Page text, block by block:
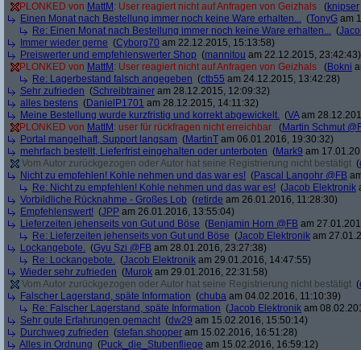
PLONKED von MattM : User reagiert nicht auf Anfragen von Geizhals (knipser
Einen Monat nach Bestellung immer noch keine Ware erhalten... (TonyG am
Re: Einen Monat nach Bestellung immer noch keine Ware erhalten... (
Immer wieder gerne (Cyborg70 am 22.12.2015, 15:13:58)
Preiswerter und empfehlenswerter Shop (mannitou am 22.12.2015, 23:42:43)
PLONKED von MattM : User reagiert nicht auf Anfragen von Geizhals (Bokni
Re: Lagerbestand falsch angegeben (ctb55 am 24.12.2015, 13:42:28)
Sehr zufrieden (Schreibtrainer am 28.12.2015, 12:09:32)
alles bestens (DanielP1701 am 28.12.2015, 14:11:32)
Meine Bestellung wurde kurzfristig und korrekt abgewickelt. (VAam
PLONKED von MattM : user für rückfragen nicht erreichbar (Martin Schmut
Portal mangelhaft, Support langsam (MartinT am 06.01.2016, 19:30:32)
mehrfach bestellt, Lieferfrist eingehalten oder unterboten (Mark9 am
Vom Autor zurückgezogen oder Autor hat seine Registrierung nicht bestätigt (
Nicht zu empfehlen! Kohle nehmen und das war es! (Pascal Langohr @FB
Re: Nicht zu empfehlen! Kohle nehmen und das war es! (Jacob Elektronik
Vorbildliche Rücknahme - Großes Lob (retirde am 26.01.2016, 11:28:30)
Empfehlenswert! (JPP am 26.01.2016, 13:55:04)
Lieferzeiten jehenseits von Gut und Böse (Benjamin Horn @FB am
Re: Lieferzeiten jehenseits von Gut und Böse (Jacob Elektronik am
Lockangebote. (Gyu Szi @FB am 28.01.2016, 23:27:38)
Re: Lockangebote. (Jacob Elektronik am 29.01.2016, 14:47:55)
Wieder sehr zufrieden (Murok am 29.01.2016, 22:31:58)
Vom Autor zurückgezogen oder Autor hat seine Registrierung nicht bestätigt (
Falscher Lagerstand, späte Information (chuba am 04.02.2016, 11:10:39)
Re: Falscher Lagerstand, späte Information (Jacob Elektronik am
Sehr gute Erfahrungen gemacht (dw29 am 15.02.2016, 15:50:14)
Durchweg zufrieden (stefan.shopper am 15.02.2016, 16:51:28)
Alles in Ordnung (Puck_die_Stubenfliege am 15.02.2016, 16:59:12)